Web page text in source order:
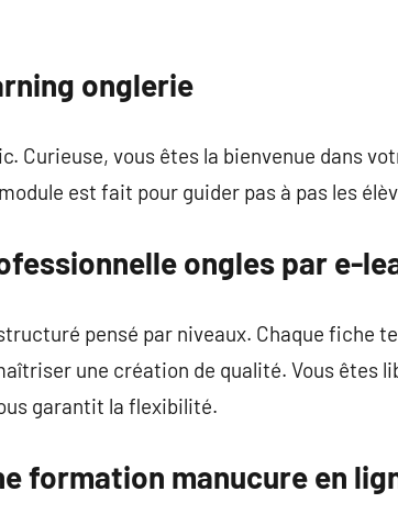
onglerie
Curieuse, vous êtes la bienvenue dans
est fait pour guider pas à pas les
ongles par e-
pensé par niveaux. Chaque fiche
une création de qualité. Vous êtes
garantit la flexibilité.
formation manucure en